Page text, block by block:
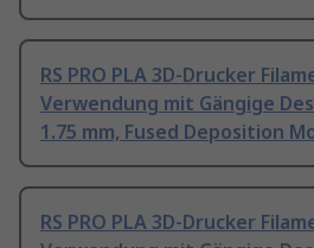
RS PRO PLA 3D-Drucker
Verwendung mit Gängige
1.75 mm, Fused Deposition
RS PRO PLA 3D-Drucker